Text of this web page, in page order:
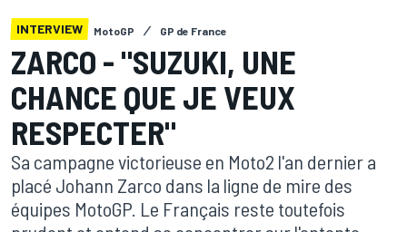
INTERVIEW MotoGP GP de France
ZARCO - "SUZUKI, UNE
CHANCE QUE JE VEUX
RESPECTER"
Sa campagne victorieuse en Moto2 l'an dernier a
placé Johann Zarco dans la ligne de mire des
équipes MotoGP. Le Français reste toutefois